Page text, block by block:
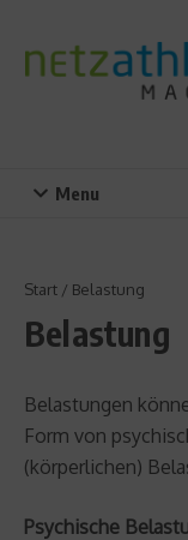
Menu
Start / Belastung
Belastung
Belastungen
Form von
(körperlichen)
Psychische